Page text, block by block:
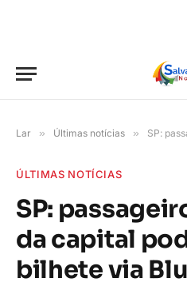
Lar » Últimas notícias » SP:
ÚLTIMAS NOTÍCIAS
SP:
da capital
bilhete via